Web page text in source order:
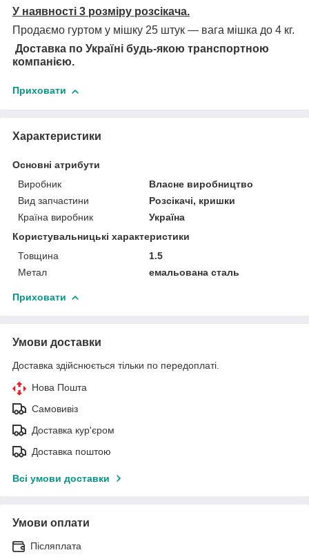
У наявності 3 розміру розсікача.
Продаємо гуртом у мішку 25 штук — вага мішка до 4 кг.
Доставка по Україні будь-якою транспортною
компанією.
Приховати
Характеристики
Основні атрибути
Виробник
Власне виробництво
Вид запчастини
Розсікачі, кришки
Країна виробник
Україна
Користувальницькі характеристики
Товщина
1.5
Метал
емальована сталь
Приховати
Умови доставки
Доставка здійснюється тільки по передоплаті.
Нова Пошта
Самовивіз
Доставка кур'єром
Доставка поштою
Всі умови доставки
Умови оплати
Післяплата